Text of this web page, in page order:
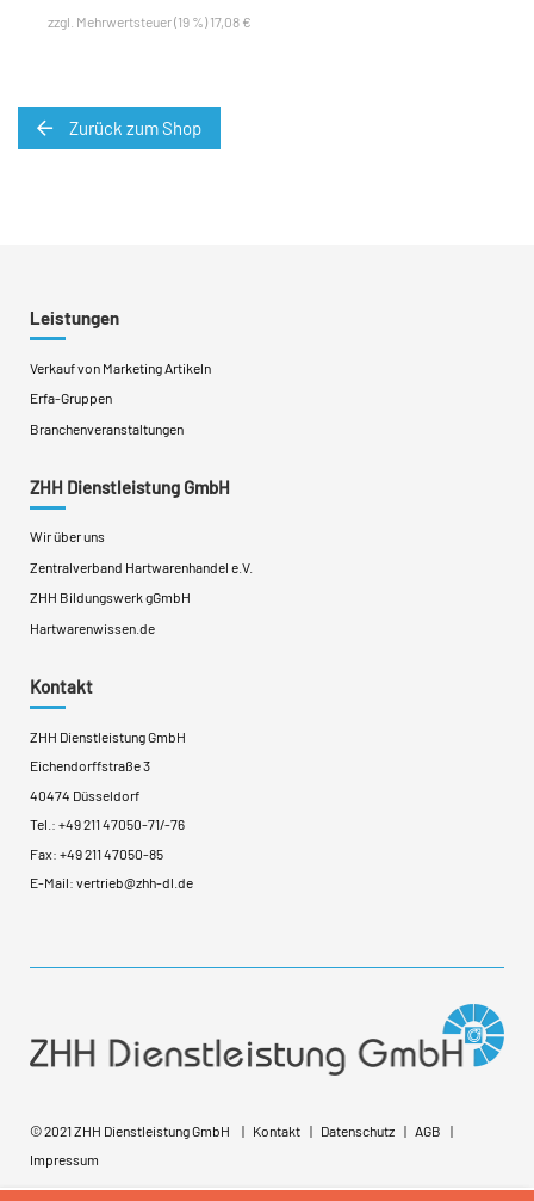
zzgl. Mehrwertsteuer (19 %) 17,08 €
Zurück zum Shop
Leistungen
Verkauf von Marketing Artikeln
Erfa-Gruppen
Branchenveranstaltungen
ZHH Dienstleistung GmbH
Wir über uns
Zentralverband Hartwarenhandel e.V.
ZHH Bildungswerk gGmbH
Hartwarenwissen.de
Kontakt
ZHH Dienstleistung GmbH
Eichendorffstraße 3
40474 Düsseldorf
Tel.: +49 211 47050-71/-76
Fax: +49 211 47050-85
E-Mail: vertrieb@zhh-dl.de
© 2021 ZHH Dienstleistung GmbH Kontakt Datenschutz
AGB
Impressum